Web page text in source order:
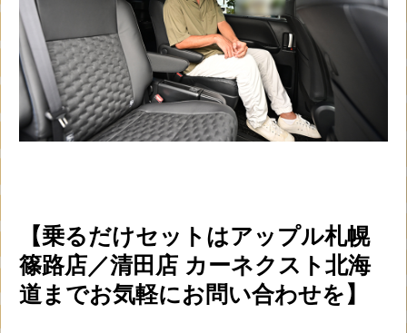
【乗るだけセットはアップル札幌
篠路店／清田店 カーネクスト北海
道までお気軽にお問い合わせを】